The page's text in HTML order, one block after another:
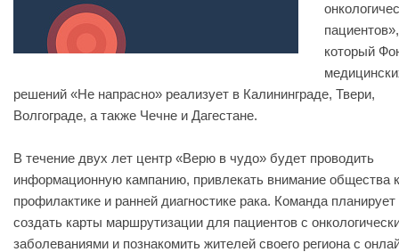
пациентов»,
который
решений «Не напрасно» реализует в Калининграде, Твери,
Волгограде, а также Чечне и Дагестане.
В течение двух лет центр «Верю в чудо» будет проводить
информационную кампанию, привлекать внимание общества к
профилактике и ранней диагностике рака. Команда планирует
создать карты маршрутизации для пациентов с
заболеваниями и познакомить жителей своего региона с